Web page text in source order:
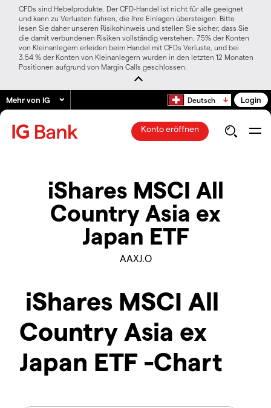
CFDs sind Hebelprodukte. Der CFD-Handel ist nicht für alle geeignet
und kann zu Verlusten führen, die Ihre Einlagen übersteigen. Bitte
lesen Sie daher unseren Risikohinweis und stellen Sie sicher, dass Sie
die damit verbundenen Risiken vollständig verstehen. 75% der Konten
von Kleinanlegern erleiden beim Handel mit CFDs Verluste, und bei
3.54 % der Konten von Kleinanlegern wurden in den letzten 12 Monaten
Positionen aufgrund von Margin Calls geschlossen.
Mehr von IG Deutsch Login
Konto eröffnen
iShares MSCI All
Country Asia ex
Japan ETF
AAXJ.O
iShares MSCI All
Country Asia ex
Japan ETF -Chart